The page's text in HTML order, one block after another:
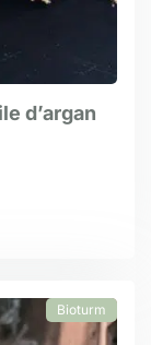
d’argan
Bioturm